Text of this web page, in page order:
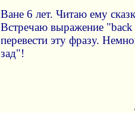
Ване 6 лет. Читаю ему
Встречаю выражение
перевести эту фразу.
зад"!